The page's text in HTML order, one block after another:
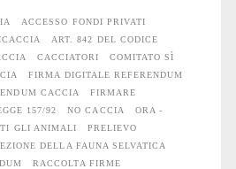
ACCESSO FONDI PRIVATI
ART. 842 DEL CODICE
CACCIATORI
COMITATO SÌ
FIRMA DIGITALE REFERENDUM
CACCIA
FIRMARE
157/92 NO CACCIA
ORA -
GLI ANIMALI
PRELIEVO
DELLA FAUNA SELVATICA
RACCOLTA FIRME